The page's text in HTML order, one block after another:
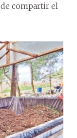
compartir el